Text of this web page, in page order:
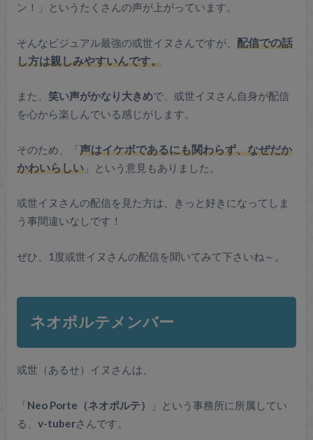
ン！」というたくさんの声が上がっています。
そんなビジュアル最強の或世イヌさんですが、 配信での話
し方は親しみやすいんです。
また、 笑い声がかなり大きめで、或世イヌさん自身が配信
を心から楽しんでいる感じがします。
そのため、「声はイケボであるにも関わらず、なぜだか
かわいらしい」という意見もありました。
或世イヌさんの配信を見た方は、きっと好きになってしま
う事間違いなしです！
ぜひ、1度或世イヌさんの配信を聞いてみて下さいね～。
ネオポルテメンバー
或世（あるせ）イヌさんは、
「Neo Porte（ネオポルテ）
」という事務所に所属してい
る、 v-tuberさんです。